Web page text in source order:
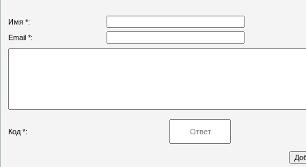
Имя *:
Email *:
Код *: